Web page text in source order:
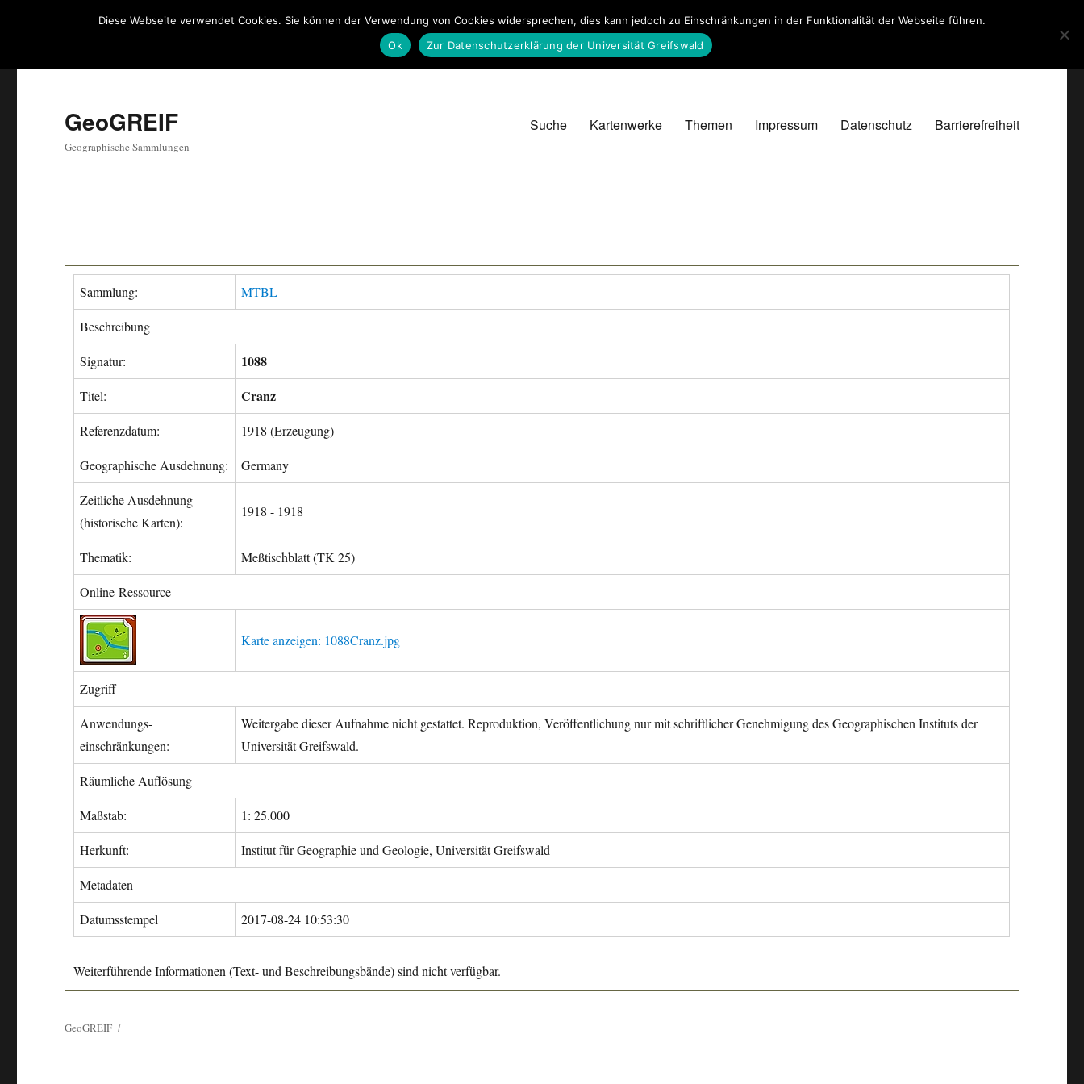
GeoGREIF
Geographische Sammlungen
Suche Kartenwerke Themen Impressum Datenschutz Barrierefreiheit
Sammlung: MTBL
Beschreibung
Signatur: 1088
Titel: Cranz
Referenzdatum: 1918 (Erzeugung)
Geographische Ausdehnung: Germany
Zeitliche Ausdehnung
(historische Karten):
1918 - 1918
Thematik: Meßtischblatt (TK 25)
Online-Ressource
Karte anzeigen: 1088Cranz.jpg
Zugriff
Anwendungs-
einschränkungen:
Weitergabe dieser Aufnahme nicht gestattet. Reproduktion, Veröffentlichung nur mit schriftlicher Genehmigung des Geographischen Instituts der
Universität Greifswald.
Räumliche Auflösung
Maßstab: 1: 25.000
Herkunft: Institut für Geographie und Geologie, Universität Greifswald
Metadaten
Datumsstempel 2017-08-24 10:53:30
Weiterführende Informationen (Text- und Beschreibungsbände) sind nicht verfügbar.
GeoGREIF
Diese Webseite verwendet Cookies. Sie können der Verwendung von Cookies widersprechen, dies kann jedoch zu Einschränkungen in der Funktionalität der Webseite führen.
Ok
Zur Datenschutzerklärung der Universität Greifswald